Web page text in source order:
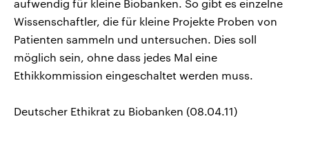
aufwendig für kleine Biobanken. So gibt es einzelne
Wissenschaftler, die für kleine Projekte Proben von
Patienten sammeln und untersuchen. Dies soll
möglich sein, ohne dass jedes Mal eine
Ethikkommission eingeschaltet werden muss.
Deutscher Ethikrat zu Biobanken (08.04.11)